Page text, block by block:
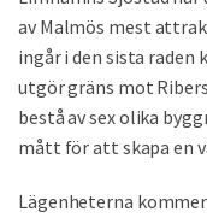
av Malmös mest
ingår i den sista raden
utgör gräns mot
bestå av sex olika
mått för att skapa en
Lägenheterna